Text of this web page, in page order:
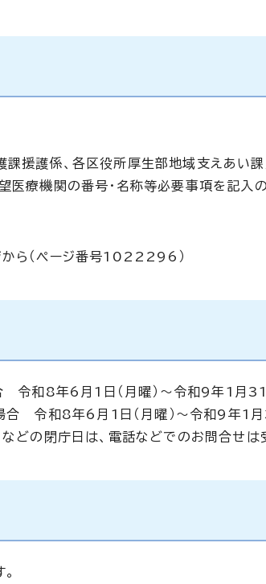
課援護係、各区役所厚生部地域支えあい
医療機関の番号・名称等必要事項を記入
から（ページ番号1022296）
和8年6月1日（月曜）～令和9年1月31日
令和8年6月1日（月曜）～令和9年1月
などの閉庁日は、電話などでのお問合せは